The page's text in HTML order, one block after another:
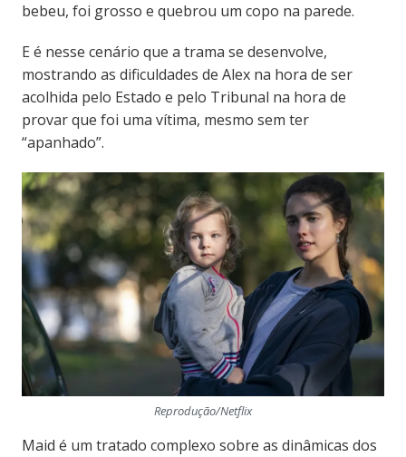
bebeu, foi grosso e quebrou um copo na parede.
E é nesse cenário que a trama se desenvolve,
mostrando as dificuldades de Alex na hora de ser
acolhida pelo Estado e pelo Tribunal na hora de
provar que foi uma vítima, mesmo sem ter
“apanhado”.
Reprodução/Netflix
Maid é um tratado complexo sobre as dinâmicas dos